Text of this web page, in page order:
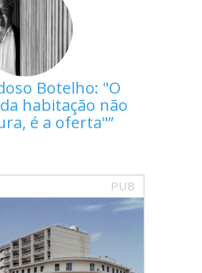
Botelho: "O
habitação não
é a oferta"
PUB